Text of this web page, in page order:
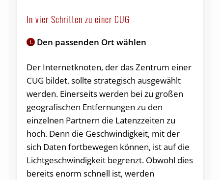
In vier Schritten zu einer CUG
1. Den passenden Ort wählen
Der Internetknoten, der das Zentrum einer
CUG bildet, sollte strategisch ausgewählt
werden. Einerseits werden bei zu großen
geografischen Entfernungen zu den
einzelnen Partnern die Latenzzeiten zu
hoch. Denn die Geschwindigkeit, mit der
sich Daten fortbewegen können, ist auf die
Lichtgeschwindigkeit begrenzt. Obwohl dies
bereits enorm schnell ist, werden